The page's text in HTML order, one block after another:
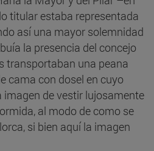
titular estaba representada
así una mayor solemnidad
la presencia del concejo
transportaban una peana
cama con dosel en cuyo
imagen de vestir lujosamente
al modo de como se
si bien aquí la imagen